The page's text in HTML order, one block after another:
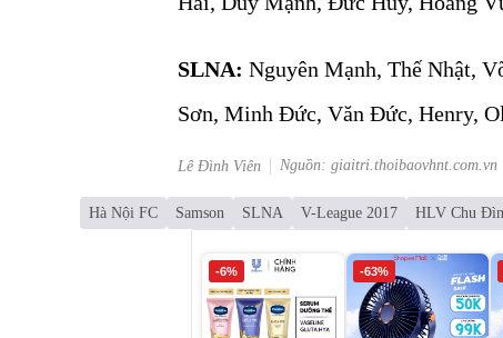
SLNA: Nguyên Mạnh, Thế Nhật,
Sơn, Minh Đức, Văn Đức, Henry,
Lê Đình Viên Nguồn: giaitri.thoibaovhnt.com.vn
Hà Nội FC Samson SLNA V-League 2017 HLV Chu
-6% -63%